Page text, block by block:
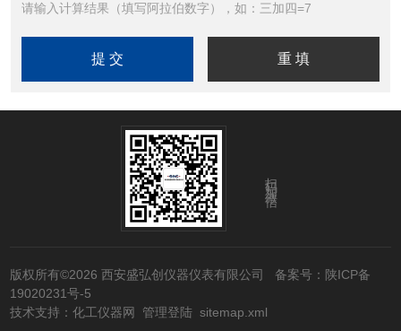
请输入计算结果（填写阿拉伯数字），如：三加四=7
扫码加微信
版权所有©2026 西安盛弘创仪器仪表有限公司 备案号：陕ICP备
19020231号-5
技术支持：化工仪器网 管理登陆 sitemap.xml